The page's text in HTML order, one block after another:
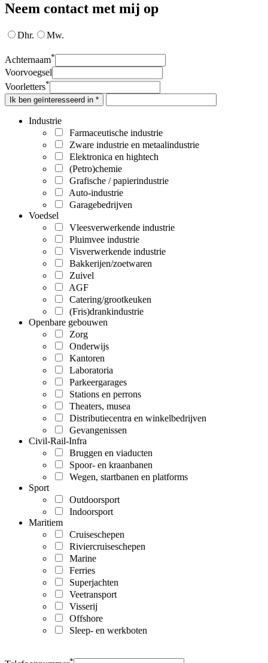
Neem contact met mij op
Dhr. Mw.
Achternaam*
Voorvoegsel
Voorletters*
Ik ben geïnteresseerd in *
Industrie
Farmaceutische industrie
Zware industrie en metaalindustrie
Elektronica en hightech
(Petro)chemie
Grafische / papierindustrie
Auto-industrie
Garagebedrijven
Voedsel
Vleesverwerkende industrie
Pluimvee industrie
Visverwerkende industrie
Bakkerijen/zoetwaren
Zuivel
AGF
Catering/grootkeuken
(Fris)drankindustrie
Openbare gebouwen
Zorg
Onderwijs
Kantoren
Laboratoria
Parkeergarages
Stations en perrons
Theaters, musea
Distributiecentra en winkelbedrijven
Gevangenissen
Civil-Rail-Infra
Bruggen en viaducten
Spoor- en kraanbanen
Wegen, startbanen en platforms
Sport
Outdoorsport
Indoorsport
Maritiem
Cruiseschepen
Riviercruiseschepen
Marine
Ferries
Superjachten
Veetransport
Visserij
Offshore
Sleep- en werkboten
*